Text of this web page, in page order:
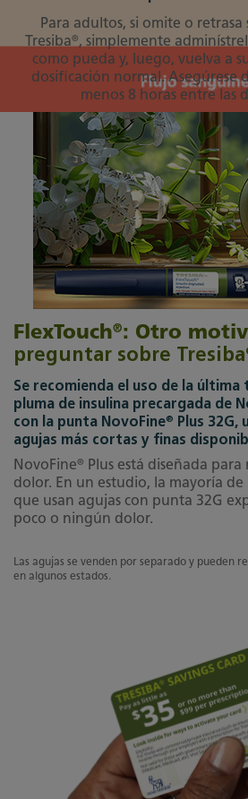
Para adultos, si omite o retrasa
Tresiba®, simplemente
como pueda y, luego, vuelva a
dosificación normal. Asegúrese
menos 8 horas entre las
FlexTouch®: Otro
preguntar sobre Tresiba
Se recomienda el uso de la última
pluma de insulina precargada de
con la punta NovoFine®
Plus 32G,
agujas más cortas y finas
NovoFine®
Plus está diseñada para
dolor. En un estudio, la mayoría de
que usan agujas con punta 32G
poco o ningún dolor.
Las agujas se venden por separado y pueden
en algunos estados.